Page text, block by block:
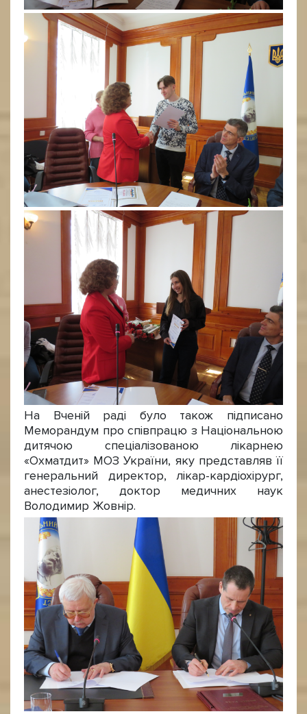
На Вченій раді було також підписано
Меморандум про співпрацю з Національною
дитячою спеціалізованою лікарнею
«Охматдит» МОЗ України, яку представляв її
генеральний директор, лікар-кардіохірург,
анестезіолог, доктор медичних наук
Володимир Жовнір.